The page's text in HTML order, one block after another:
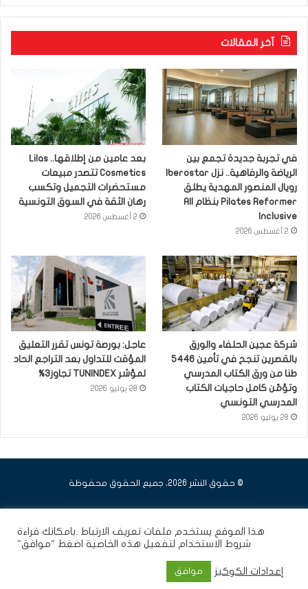
آخر المقالات
في تجربة جديدة تجمع بين
رويال المنصور المهدية يطلق
Pilates Reformer بنظام All
Inclusive
2 أغسطس 2026
بعد عامين من إطلاقها.. Lilas
Cosmetics تتصدر مبيعات
مستحضرات التجميل وتكسب
رهان الثقة في السوق التونسية
2 أغسطس 2026
شركة عجين الحلفاء والورق
بالقصرين تنجح في تأمين 5446
طنا من ورق الكتاب المدرسي
وتؤمّن كامل حاجيات الكتاب
المدرسي التونسي
28 يوليو 2026
عاجل: بورصة تونس تقرر التعليق
المؤقت للتداول بعد التراجع الحاد
لمؤشر TUNINDEX تجاوز3%
28 يوليو 2026
© حقوق النشر 2026، جميع الحقوق محفوظة
هذا الموقع يستخدم ملفات تعريف الارتباط .بامكانك قراءة
شروط الاستخدام لتفعيل هذه الخاصية اضغط "موافق"
إعدادات الكوكيز موافق